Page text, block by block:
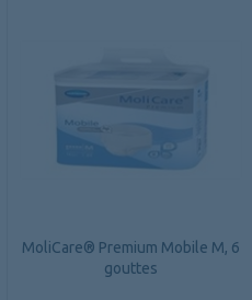
MoliCare® Premium Mobile M, 6
gouttes